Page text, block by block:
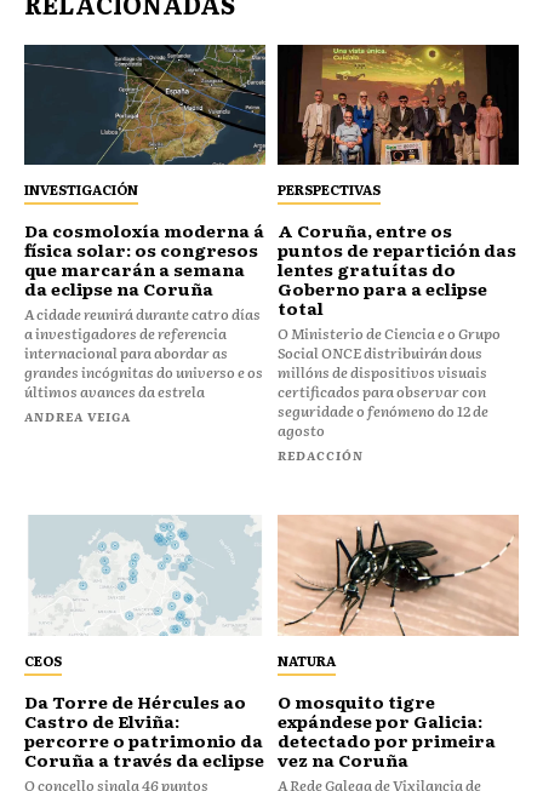
INVESTIGACIÓN
Da cosmoloxía moderna á
física solar: os congresos
que marcarán a semana
da eclipse na Coruña
A cidade reunirá durante catro días
a investigadores de referencia
internacional para abordar as
grandes incógnitas do universo e os
últimos avances da estrela
ANDREA VEIGA
PERSPECTIVAS
⁠⁠A Coruña, entre os
puntos de repartición das
lentes gratuítas do
Goberno para a eclipse
total
O Ministerio de Ciencia e o Grupo
Social ONCE distribuirán dous
millóns de dispositivos visuais
certificados para observar con
seguridade o fenómeno do 12 de
agosto
REDACCIÓN
CEOS
Da Torre de Hércules ao
Castro de Elviña:
percorre o patrimonio da
Coruña a través da eclipse
O concello sinala 46 puntos
NATURA
O mosquito tigre
expándese por Galicia:
detectado por primeira
vez na Coruña
A Rede Galega de Vixilancia de